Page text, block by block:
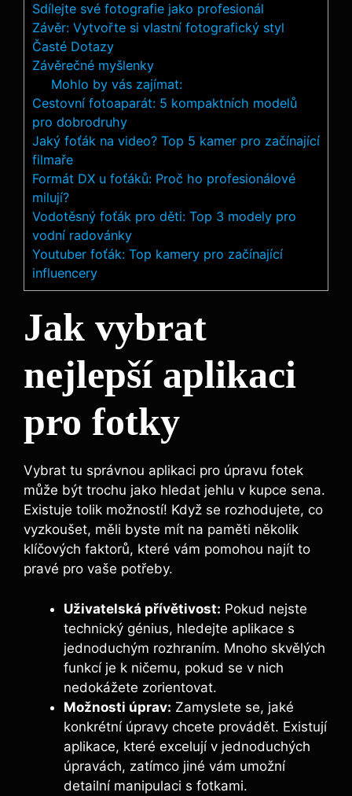
Sdílejte své ​fotografie jako profesionál
Závěr: Vytvořte ⁣si vlastní ​fotografický styl
Časté Dotazy
Závěrečné myšlenky
Mohlo by vás zajímat:
Cestovní fotoaparát: 5 kompaktních modelů
pro dobrodruhy
Jaký foťák na video? Top 5 kamer pro začínající
filmaře
Formát DX u foťáků: Proč ho profesionálové
milují?
Vodotěsný foťák pro děti: Top 3 modely pro
vodní radovánky
Youtuber foťák: Top kamery pro začínající
influencery
Jak vybrat
nejlepší aplikaci
⁤pro‌ fotky
Vybrat tu správnou aplikaci pro úpravu fotek
může být trochu jako hledat jehlu ⁤v kupce sena.
Existuje tolik možností! Když se rozhodujete, co
vyzkoušet,​ měli byste⁣ mít na paměti několik
klíčových faktorů, které vám pomohou najít to
pravé pro vaše potřeby.
Uživatelská ‍přívětivost: Pokud‍ nejste
technický génius, hledejte aplikace s
jednoduchým‌ rozhraním. Mnoho skvělých
funkcí je k ničemu, ⁣pokud se v nich
nedokážete zorientovat.
Možnosti úprav: Zamyslete se, jaké⁤
konkrétní úpravy chcete provádět. Existují
aplikace, které excelují⁣ v jednoduchých
úpravách, zatímco‍ jiné vám ⁢umožní
detailní manipulaci s fotkami.